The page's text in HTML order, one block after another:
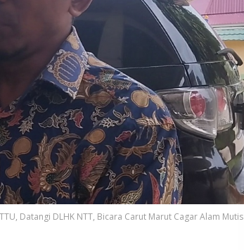
Datangi DLHK NTT, Bicara Carut Marut Cagar Alam Mutis